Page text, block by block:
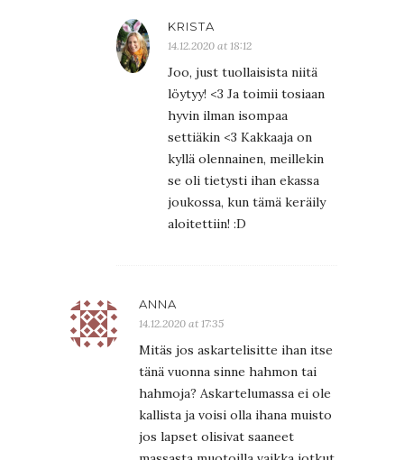
KRISTA
14.12.2020 at 18:12
Joo, just tuollaisista niitä
löytyy! <3 Ja toimii tosiaan
hyvin ilman isompaa
settiäkin <3 Kakkaaja on
kyllä olennainen, meillekin
se oli tietysti ihan ekassa
joukossa, kun tämä keräily
aloitettiin! :D
ANNA
14.12.2020 at 17:35
Mitäs jos askartelisitte ihan itse
tänä vuonna sinne hahmon tai
hahmoja? Askartelumassa ei ole
kallista ja voisi olla ihana muisto
jos lapset olisivat saaneet